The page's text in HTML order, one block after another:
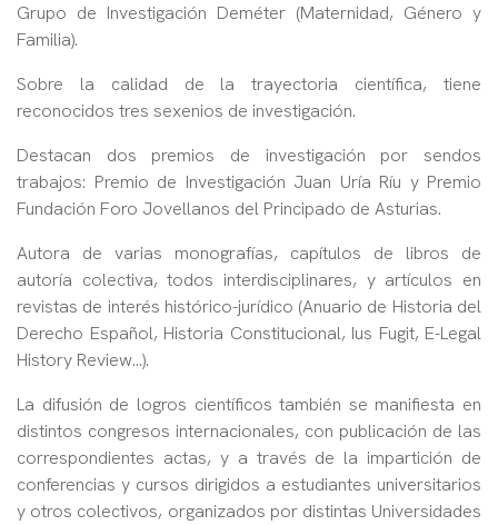
Grupo de Investigación Deméter (Maternidad, Género y
Familia).
Sobre la calidad de la trayectoria científica, tiene
reconocidos tres sexenios de investigación.
Destacan dos premios de investigación por sendos
trabajos: Premio de Investigación Juan Uría Ríu y Premio
Fundación Foro Jovellanos del Principado de Asturias.
Autora de varias monografías, capítulos de libros de
autoría colectiva, todos interdisciplinares, y artículos en
revistas de interés histórico-jurídico (Anuario de Historia del
Derecho Español, Historia Constitucional, Ius Fugit, E-Legal
History Review…).
La difusión de logros científicos también se manifiesta en
distintos congresos internacionales, con publicación de las
correspondientes actas, y a través de la impartición de
conferencias y cursos dirigidos a estudiantes universitarios
y otros colectivos, organizados por distintas Universidades